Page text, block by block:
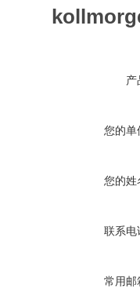
产
您的单
您的姓
联系电
常用邮